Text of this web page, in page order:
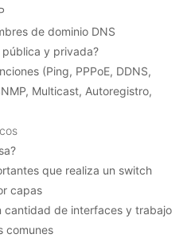
de dominio DNS
pública y privada?
(Ping, PPPoE, DDNS,
Multicast, Autoregistro,
que realiza un switch
capas
cantidad de interfaces y trabajo
comunes